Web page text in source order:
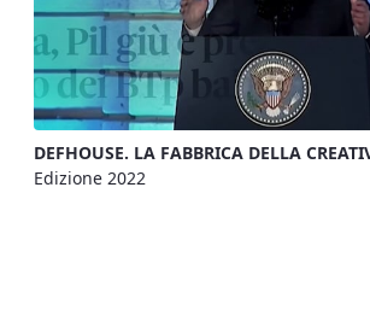
DEFHOUSE. LA FABBRICA DELLA
Edizione 2022